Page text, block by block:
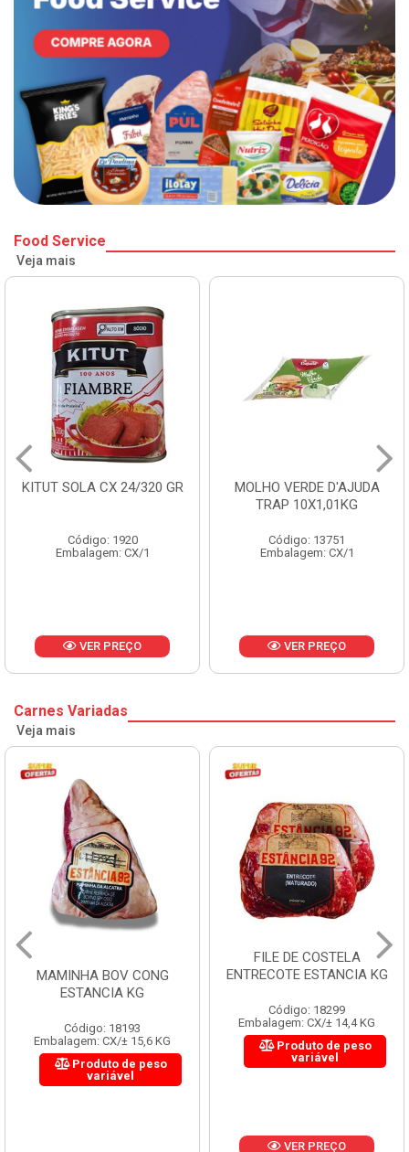
Food Service
Veja mais
CX 24/320 GR
Código: 1920
CX/1
VER PREÇO
MOLHO VERDE D'AJUDA
TRAP 10X1,01KG
Código: 13751
Embalagem: CX/1
VER PREÇO
Carnes Variadas
Veja mais
MAMINHA BOV CONG
ESTANCIA KG
Código: 18193
Embalagem: CX/± 15,6 KG
Produto de peso
variável
FILE DE COSTELA
ENTRECOTE ESTANCIA KG
Código: 18299
Embalagem: CX/± 14,4 KG
Produto de peso
variável
VER PREÇO